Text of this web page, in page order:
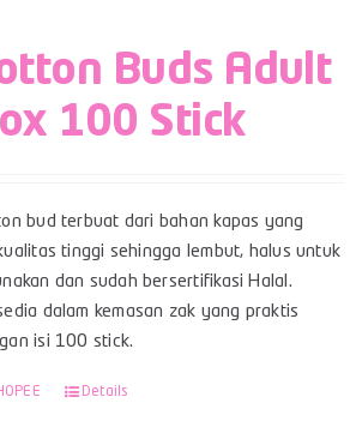
Buds Adult
100 Stick
bud terbuat dari bahan kapas yang
tinggi sehingga lembut, halus untuk
dan sudah bersertifikasi Halal.
dalam kemasan zak yang praktis
isi 100 stick.
Details